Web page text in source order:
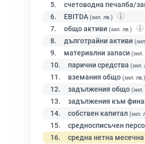
5. счетоводна печалба/
6. EBITDA (хил. лв.)
7. общо активи (хил. лв.)
8. дълготрайни активи
9. материални запаси (хил.
10. парични средства (хил.
11. вземания общо (хил. лв.)
12. задължения общо (хил.
13. задължения към
14. собствен капитал (хил.
15. средносписъчен
16. средна нетна месечна